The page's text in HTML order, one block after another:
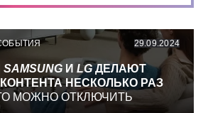
29.09.2024
SAMSUNG И LGДЕЛАЮТ
НЕСКОЛЬКО РАЗ
МОЖНО ОТКЛЮЧИТЬ